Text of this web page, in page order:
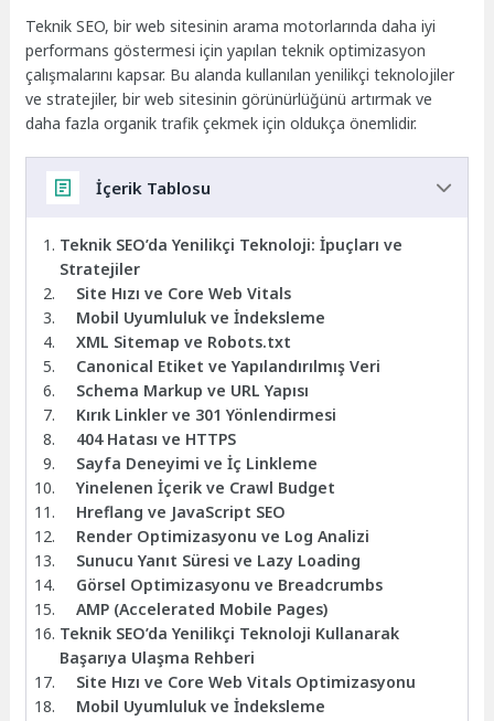
Teknik SEO, bir web sitesinin arama motorlarında daha iyi
performans göstermesi için yapılan teknik optimizasyon
çalışmalarını kapsar. Bu alanda kullanılan yenilikçi teknolojiler
ve stratejiler, bir web sitesinin görünürlüğünü artırmak ve
daha fazla organik trafik çekmek için oldukça önemlidir.
İçerik Tablosu
Teknik SEO’da Yenilikçi Teknoloji: İpuçları ve
Stratejiler
Site Hızı ve Core Web Vitals
Mobil Uyumluluk ve İndeksleme
XML Sitemap ve Robots.txt
Canonical Etiket ve Yapılandırılmış Veri
Schema Markup ve URL Yapısı
Kırık Linkler ve 301 Yönlendirmesi
404 Hatası ve HTTPS
Sayfa Deneyimi ve İç Linkleme
Yinelenen İçerik ve Crawl Budget
Hreflang ve JavaScript SEO
Render Optimizasyonu ve Log Analizi
Sunucu Yanıt Süresi ve Lazy Loading
Görsel Optimizasyonu ve Breadcrumbs
AMP (Accelerated Mobile Pages)
Teknik SEO’da Yenilikçi Teknoloji Kullanarak
Başarıya Ulaşma Rehberi
Site Hızı ve Core Web Vitals Optimizasyonu
Mobil Uyumluluk ve İndeksleme